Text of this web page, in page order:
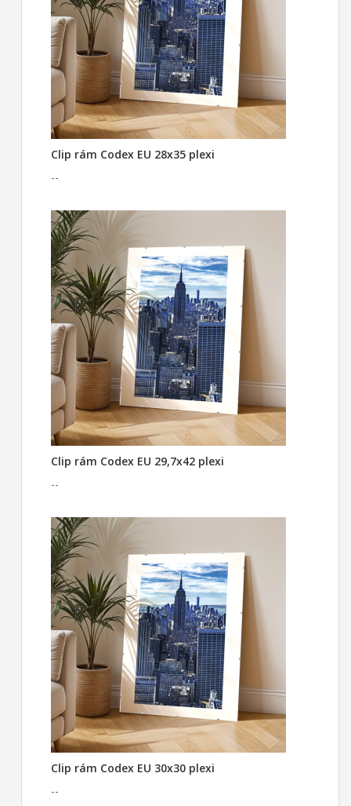
Clip rám Codex EU 28x35 plexi
--
Clip rám Codex EU 29,7x42 plexi
--
Clip rám Codex EU 30x30 plexi
--